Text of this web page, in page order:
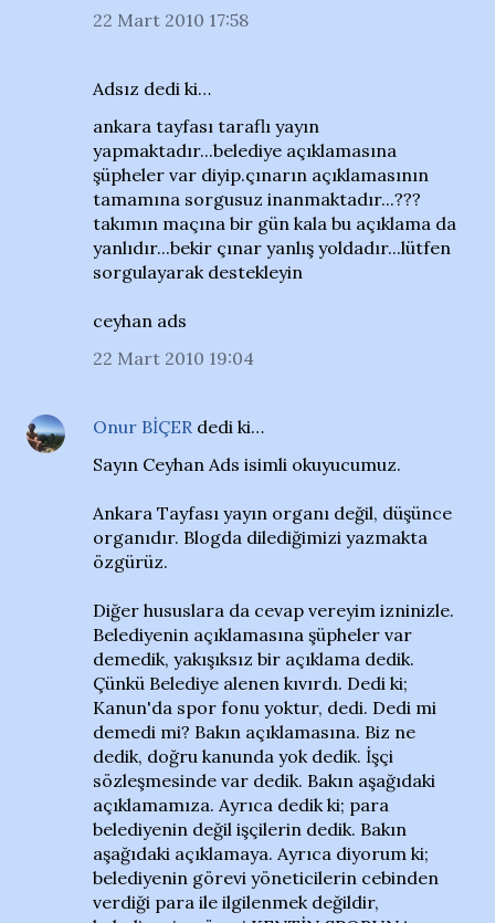
22 Mart 2010 17:58
Adsız dedi ki…
ankara tayfası taraflı yayın
yapmaktadır...belediye açıklamasına
şüpheler var diyip.çınarın açıklamasının
tamamına sorgusuz inanmaktadır...???
takımın maçına bir gün kala bu açıklama da
yanlıdır...bekir çınar yanlış yoldadır...lütfen
sorgulayarak destekleyin
ceyhan ads
22 Mart 2010 19:04
Onur BİÇER dedi ki…
Sayın Ceyhan Ads isimli okuyucumuz.
Ankara Tayfası yayın organı değil, düşünce
organıdır. Blogda dilediğimizi yazmakta
özgürüz.
Diğer hususlara da cevap vereyim izninizle.
Belediyenin açıklamasına şüpheler var
demedik, yakışıksız bir açıklama dedik.
Çünkü Belediye alenen kıvırdı. Dedi ki;
Kanun'da spor fonu yoktur, dedi. Dedi mi
demedi mi? Bakın açıklamasına. Biz ne
dedik, doğru kanunda yok dedik. İşçi
sözleşmesinde var dedik. Bakın aşağıdaki
açıklamamıza. Ayrıca dedik ki; para
belediyenin değil işçilerin dedik. Bakın
aşağıdaki açıklamaya. Ayrıca diyorum ki;
belediyenin görevi yöneticilerin cebinden
verdiği para ile ilgilenmek değildir,